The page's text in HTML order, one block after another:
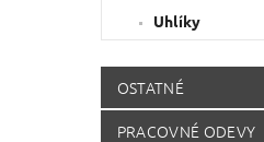
Uhlíky
OSTATNÉ
PRACOVNÉ ODEVY